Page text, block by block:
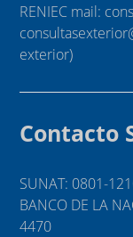
RENIEC mail:
exterior)
Contacto
SUNAT: 0801-
BANCO DE LA
4470